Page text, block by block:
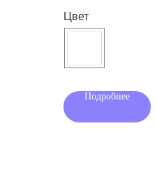
Цвет
Подробнее